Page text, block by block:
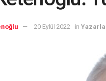
20 Eylül 2022 in